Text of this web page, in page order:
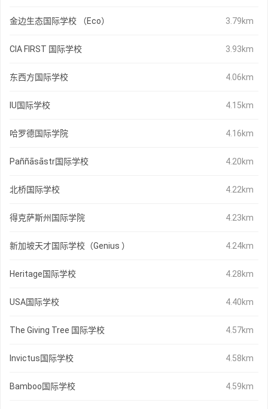
金边生态国际学校 （Eco） 3.79km
CIA FIRST 国际学校 3.93km
东西方国际学校 4.06km
IU国际学校 4.15km
哈罗德国际学院 4.16km
Paññāsāstr国际学校 4.20km
北桥国际学校 4.22km
得克萨斯州国际学院 4.23km
新加坡天才国际学校（Genius ） 4.24km
Heritage国际学校 4.28km
USA国际学校 4.40km
The Giving Tree 国际学校 4.57km
Invictus国际学校 4.58km
Bamboo国际学校 4.59km